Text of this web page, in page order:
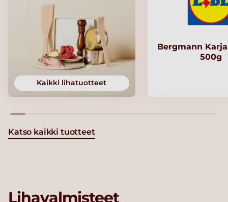
Kaikki lihatuotteet
Bergmann
500g
Katso kaikki tuotteet
Lihavalmisteet